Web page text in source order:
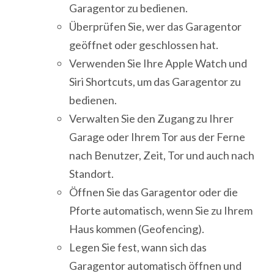
Garagentor zu bedienen.
Überprüfen Sie, wer das Garagentor
geöffnet oder geschlossen hat.
Verwenden Sie Ihre Apple Watch und
Siri Shortcuts, um das Garagentor zu
bedienen.
Verwalten Sie den Zugang zu Ihrer
Garage oder Ihrem Tor aus der Ferne
nach Benutzer, Zeit, Tor und auch nach
Standort.
Öffnen Sie das Garagentor oder die
Pforte automatisch, wenn Sie zu Ihrem
Haus kommen (Geofencing).
Legen Sie fest, wann sich das
Garagentor automatisch öffnen und